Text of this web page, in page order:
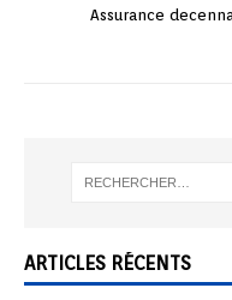
Assurance
ARTICLES RÉCENTS